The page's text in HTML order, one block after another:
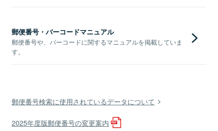
郵便番号・バーコードマニュアル
郵便番号や、バーコードに関するマニュアルを掲載していま
す。
郵便番号検索に使用されているデータについて
2025年度版郵便番号の変更案内